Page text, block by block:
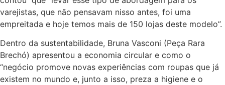
varejistas, que não pensavam nisso antes, foi uma
empreitada e hoje temos mais de 150 lojas deste modelo”.
Dentro da sustentabilidade, Bruna Vasconi (Peça Rara
Brechó) apresentou a economia circular e como o
“negócio promove novas experiências com roupas que já
existem no mundo e, junto a isso, preza a higiene e o